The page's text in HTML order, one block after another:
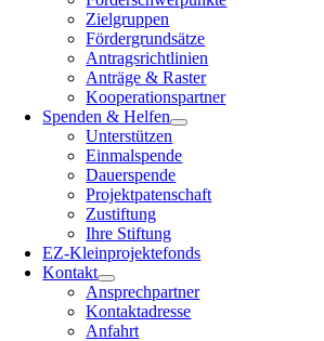
Zielgruppen
Fördergrundsätze
Antragsrichtlinien
Anträge & Raster
Kooperationspartner
Spenden & Helfen
Unterstützen
Einmalspende
Dauerspende
Projektpatenschaft
Zustiftung
Ihre Stiftung
EZ-Kleinprojektefonds
Kontakt
Ansprechpartner
Kontaktadresse
Anfahrt